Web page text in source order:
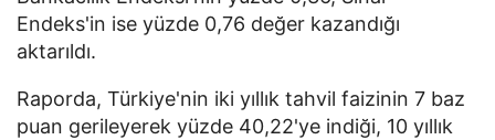
Endeks'in ise yüzde 0,76 değer kazandığı
aktarıldı.
Raporda, Türkiye'nin iki yıllık tahvil faizinin 7 baz
puan gerileyerek yüzde 40,22'ye indiği, 10 yıllık